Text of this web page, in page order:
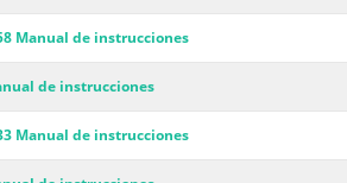
Manual de instrucciones
de instrucciones
Manual de instrucciones